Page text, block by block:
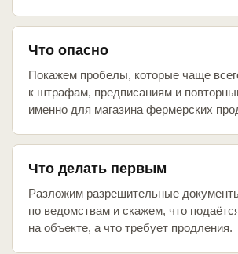
Что опасно
Покажем пробелы, которые чаще
к штрафам, предписаниям и
именно для магазина фермерских
Что делать первым
Разложим разрешительные
по ведомствам и скажем, что
на объекте, а что требует продления.